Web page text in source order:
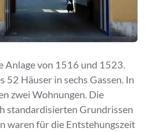
Anlage von 1516 und 1523.
52 Häuser in sechs Gassen. In
zwei Wohnungen. Die
standardisierten Grundrissen
waren für die Entstehungszeit